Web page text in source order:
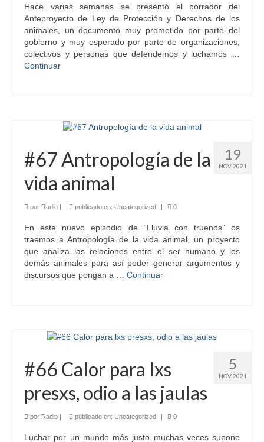
Hace varias semanas se presentó el borrador del
Anteproyecto de Ley de Protección y Derechos de los
animales, un documento muy prometido por parte del
gobierno y muy esperado por parte de organizaciones,
colectivos y personas que defendemos y luchamos …
Continuar
19
NOV 2021
#67 Antropología de la
vida animal
por Radio publicado en: Uncategorized 0
En este nuevo episodio de “Lluvia con truenos” os
traemos a Antropología de la vida animal, un proyecto
que analiza las relaciones entre el ser humano y los
demás animales para así poder generar argumentos y
discursos que pongan a … Continuar
5
NOV 2021
#66 Calor para lxs
presxs, odio a las jaulas
por Radio | publicado en: Uncategorized | 0
Luchar por un mundo más justo muchas veces supone